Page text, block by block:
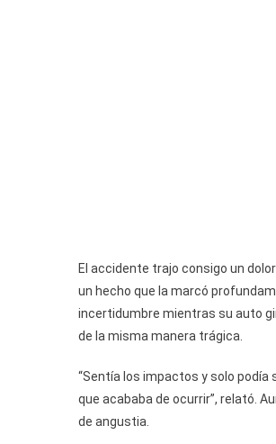
El accidente trajo consigo un
un hecho que la marcó
incertidumbre mientras su auto
de la misma manera trágica.
“Sentía los impactos y solo
que acababa de ocurrir”, relató.
de angustia.